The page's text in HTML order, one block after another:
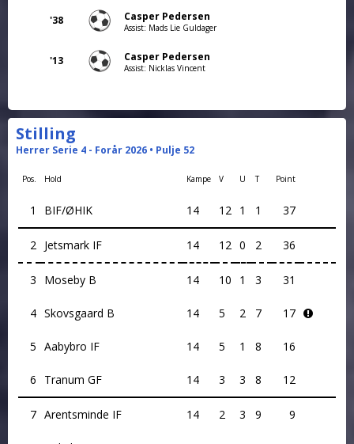
'38 Casper Pedersen
Assist: Mads Lie Guldager
'13 Casper Pedersen
Assist: Nicklas Vincent
Stilling
Herrer Serie 4 - Forår 2026 • Pulje 52
Pos. Hold Kampe V U T Point
1 BIF/ØHIK 14 12 1 1 37
2 Jetsmark IF 14 12 0 2 36
3 Moseby B 14 10 1 3 31
4 Skovsgaard B 14 5 2 7 17
5 Aabybro IF 14 5 1 8 16
6 Tranum GF 14 3 3 8 12
7 Arentsminde IF 14 2 3 9 9